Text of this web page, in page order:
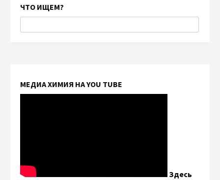
ЧТО ИЩЕМ?
МЕДИА ХИМИЯ НА YOU TUBE
Здесь